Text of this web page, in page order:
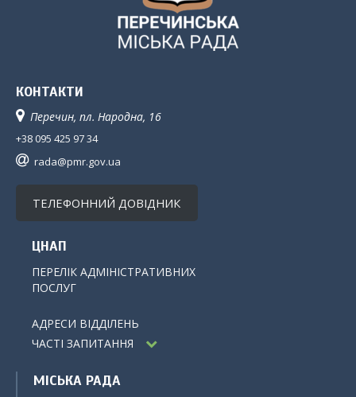
КОНТАКТИ
Перечин, пл. Народна, 16
+38 095 425 97 34
rada@pmr.gov.ua
ТЕЛЕФОННИЙ ДОВІДНИК
ЦНАП
ПЕРЕЛІК АДМІНІСТРАТИВНИХ
ПОСЛУГ
АДРЕСИ ВІДДІЛЕНЬ
ЧАСТІ ЗАПИТАННЯ
МІСЬКА РАДА